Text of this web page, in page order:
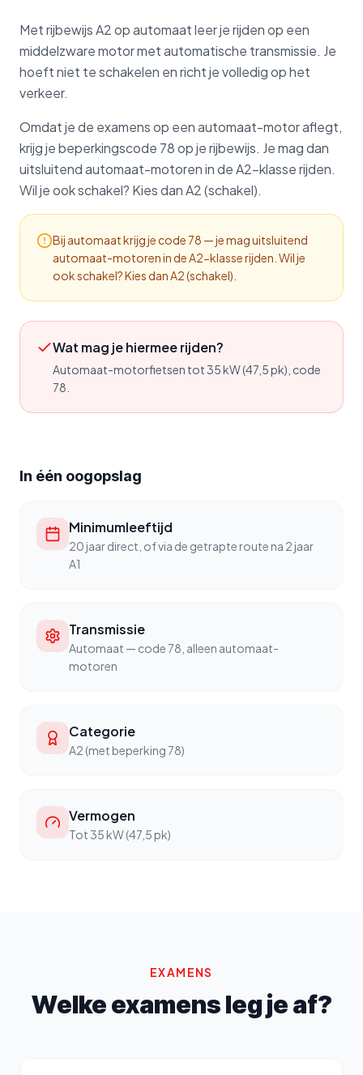
Met rijbewijs A2 op automaat leer je rijden op een
middelzware motor met automatische transmissie. Je
hoeft niet te schakelen en richt je volledig op het
verkeer.
Omdat je de examens op een automaat-motor aflegt,
krijg je beperkingscode 78 op je rijbewijs. Je mag dan
uitsluitend automaat-motoren in de A2-klasse rijden.
Wil je ook schakel? Kies dan A2 (schakel).
Bij automaat krijg je code 78 — je mag uitsluitend
automaat-motoren in de A2-klasse rijden. Wil je
ook schakel? Kies dan A2 (schakel).
Wat mag je hiermee rijden?
Automaat-motorfietsen tot 35 kW (47,5 pk), code
78.
In één oogopslag
Minimumleeftijd
20 jaar direct, of via de getrapte route na 2 jaar
A1
Transmissie
Automaat — code 78, alleen automaat-
motoren
Categorie
A2 (met beperking 78)
Vermogen
Tot 35 kW (47,5 pk)
EXAMENS
Welke examens leg je af?